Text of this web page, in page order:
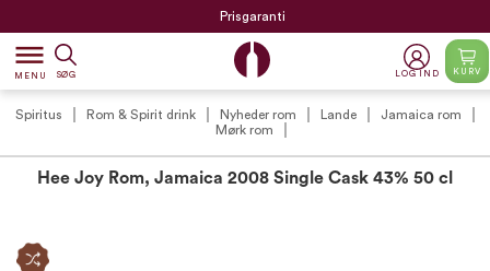
Prisgaranti
dehaze
MENU SØG LOG IND KURV
Spiritus Rom & Spirit drink Nyheder rom Lande
Jamaica rom
Mørk rom
Hee Joy Rom, Jamaica 2008 Single Cask 43% 50 cl